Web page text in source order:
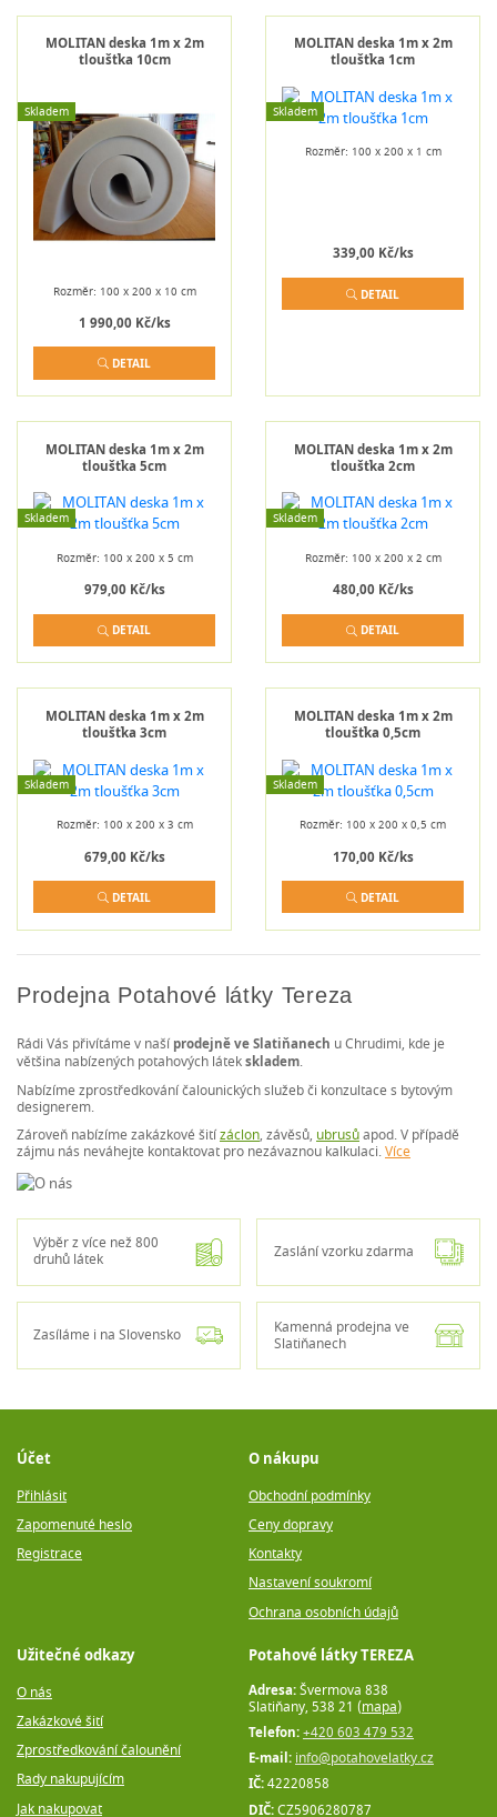
MOLITAN deska 1m x 2m
tloušťka 10cm
Skladem
Rozměr: 100 x 200 x 10 cm
1 990,00 Kč/ks
DETAIL
MOLITAN deska 1m x 2m
tloušťka 1cm
Skladem
Rozměr: 100 x 200 x 1 cm
339,00 Kč/ks
DETAIL
MOLITAN deska 1m x 2m
tloušťka 5cm
Skladem
Rozměr: 100 x 200 x 5 cm
979,00 Kč/ks
DETAIL
MOLITAN deska 1m x 2m
tloušťka 2cm
Skladem
Rozměr: 100 x 200 x 2 cm
480,00 Kč/ks
DETAIL
MOLITAN deska 1m x 2m
tloušťka 3cm
Skladem
Rozměr: 100 x 200 x 3 cm
679,00 Kč/ks
DETAIL
MOLITAN deska 1m x 2m
tloušťka 0,5cm
Skladem
Rozměr: 100 x 200 x 0,5 cm
170,00 Kč/ks
DETAIL
Prodejna Potahové látky Tereza
Rádi Vás přivítáme v naší prodejně ve Slatiňanech u Chrudimi, kde je
většina nabízených potahových látek skladem.
Nabízíme zprostředkování čalounických služeb či konzultace s bytovým
designerem.
Zároveň nabízíme zakázkové šitízáclon, závěsů, ubrusůapod. V případě
zájmu nás neváhejte kontaktovat pro nezávaznou kalkulaci.Více
Výběr z více než 800
druhů látek
Zaslání vzorku zdarma
Zasíláme i na Slovensko
Kamenná prodejna ve
Slatiňanech
Potahové látky TEREZA
Adresa: Švermova 838
Slatiňany, 538 21 (mapa)
Telefon: +420 603 479 532
E-mail: info@potahovelatky.cz
IČ: 42220858
DIČ: CZ5906280787
Účet
Přihlásit
Zapomenuté heslo
Registrace
O nákupu
Obchodní podmínky
Ceny dopravy
Kontakty
Nastavení soukromí
Ochrana osobních údajů
Užitečné odkazy
O nás
Zakázkové šití
Zprostředkování čalounění
Rady nakupujícím
Jak nakupovat